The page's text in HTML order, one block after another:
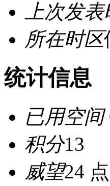
上次发
所在时区
统计信息
已用空间
积分13
威望24 点